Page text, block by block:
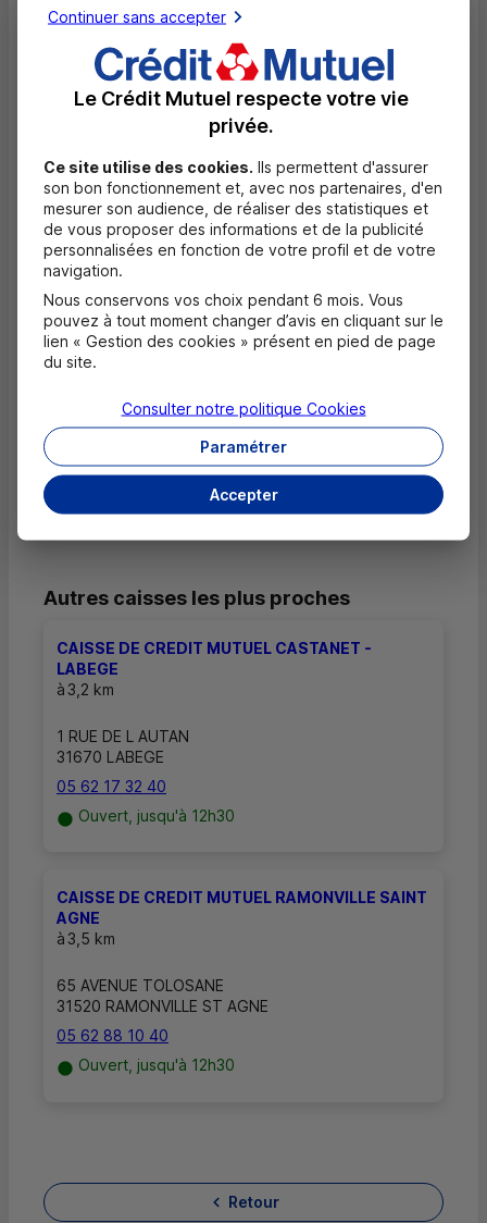
Dépôt de monnaie EUR
Dépôt valorisé de chèques EUR
Dépôt de chèques EUR
Masquer
Questions fréquentes
Quels documents sont nécessaires à
l'ouverture d'un compte pour un majeur ?
Où trouver les numéros d'urgence ?
Comment savoir si mon agence a des
horaires d'ouverture dédiés uniquement
aux rendez-vous ?
Autres caisses les plus proches
CAISSE DE CREDIT MUTUEL CASTANET -
LABEGE
à3,2 km
1 RUE DE L AUTAN
31670 LABEGE
05 62 17 32 40
Ouvert, jusqu'à 12h30
CAISSE DE CREDIT MUTUEL RAMONVILLE SAINT
AGNE
à3,5 km
65 AVENUE TOLOSANE
31520 RAMONVILLE ST AGNE
05 62 88 10 40
Ouvert, jusqu'à 12h30
Retour
Continuer sans accepter
Le Crédit Mutuel respecte votre vie
privée.
Ce site utilise des cookies. Ils permettent d'assurer
son bon fonctionnement et, avec nos partenaires, d'en
mesurer son audience, de réaliser des statistiques et
de vous proposer des informations et de la publicité
personnalisées en fonction de votre profil et de votre
navigation.
Nous conservons vos choix pendant 6 mois. Vous
pouvez à tout moment changer d’avis en cliquant sur le
lien « Gestion des cookies » présent en pied de page
du site.
Accepter
Paramétrer
Consulter notre politique Cookies